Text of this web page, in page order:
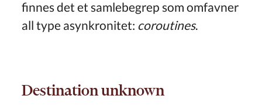
finnes det et samlebegrep som omfavner
all type asynkronitet: coroutines.
Destination unknown